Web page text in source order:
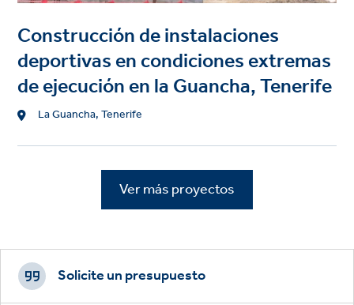
Construcción de instalaciones
deportivas en condiciones extremas
de ejecución en la Guancha, Tenerife
Location
La Guancha, Tenerife
Ver más proyectos
Footer
CTAs
Solicite un presupuesto